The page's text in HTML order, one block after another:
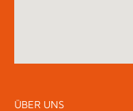
ÜBER UNS